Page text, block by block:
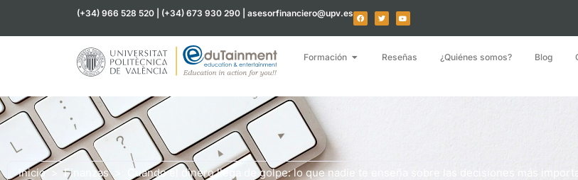
(+34) 966 528 520 | (+34) 673 930 290 | asesorfinanciero@upv.es
Formación Reseñas ¿Quiénes somos? Blog
Inicio > Finanzas Cuando el dinero llega de golpe: lo que nadie te enseña sobre las decisiones más